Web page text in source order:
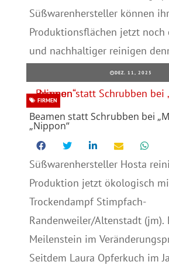
Süßwarenhersteller können
Produktionsflächen jetzt noch
und nachhaltiger reinigen
DEZ. 11, 2025
Beamen statt Schrubben bei
„Nippon“
FIRMEN
Süßwarenhersteller Hosta
Produktion jetzt ökologisch
Trockendampf Stimpfach-
Randenweiler/Altenstadt (jm).
Meilenstein im
Seitdem Laura Opferkuch im